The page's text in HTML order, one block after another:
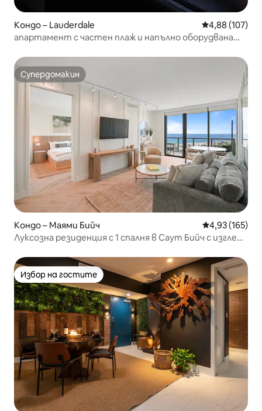
Кондо – Lauderdale Средна
4,88 (107)
апартамент с частен плаж и напълно оборудвана
Супердомакин
Супердомакин
Кондо – Маями Бийч Средна
4,93 (165)
Луксозна резиденция с 1 спалня в Саут Бийч с изглед
Избор на гостите
Избор на гостите